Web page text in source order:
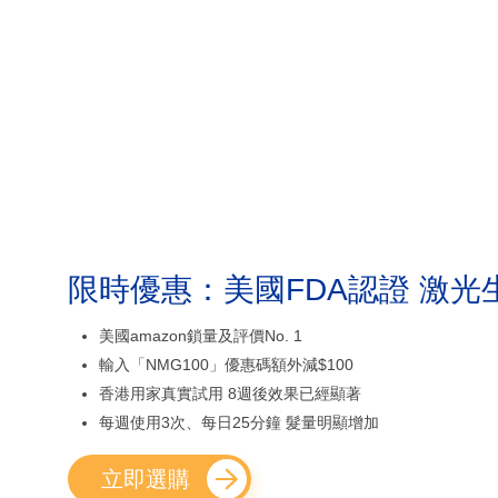
限時優惠：美國FDA認證 激光
美國amazon鎖量及評價No. 1
輸入「NMG100」優惠碼額外減$100
香港用家真實試用 8週後效果已經顯著
每週使用3次、每日25分鐘 髮量明顯增加
立即選購